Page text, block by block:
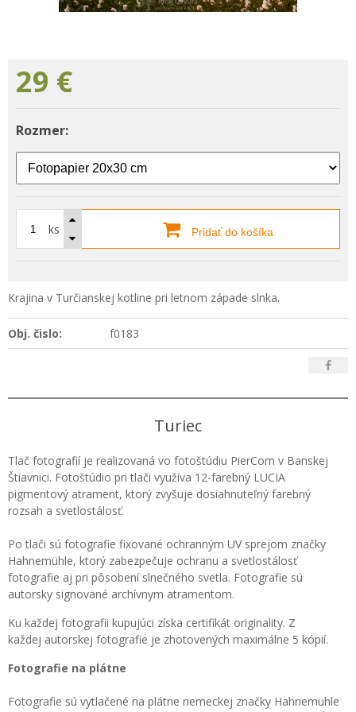
29 €
Rozmer:
ks Pridať do košíka
Krajina v Turčianskej kotline pri letnom západe slnka.
Obj. čislo: f0183
Turiec
Tlač fotografií je realizovaná vo fotoštúdiu PierCom v Banskej
Štiavnici. Fotoštúdio pri tlači využíva 12-farebný LUCIA
pigmentový atrament, ktorý zvyšuje dosiahnuteľný farebný
rozsah a svetlostálosť.
Po tlači sú fotografie fixované ochranným UV sprejom značky
Hahnemühle, ktorý zabezpečuje ochranu a svetlostálosť
fotografie aj pri pôsobení slnečného svetla. Fotografie sú
autorsky signované archívnym atramentom.
Ku každej fotografii kupujúci získa certifikát originality. Z
každej autorskej fotografie je zhotovených maximálne 5 kópií.
Fotografie na plátne
Fotografie sú vytlačené na plátne nemeckej značky Hahnemühle